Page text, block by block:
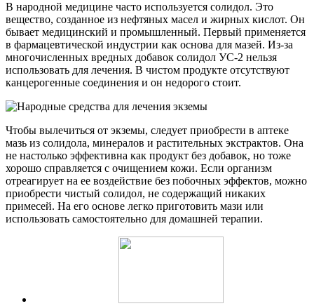
В народной медицине часто используется солидол. Это
вещество, созданное из нефтяных масел и жирных кислот. Он
бывает медицинский и промышленный. Первый применяется
в фармацевтической индустрии как основа для мазей. Из-за
многочисленных вредных добавок солидол УС-2 нельзя
использовать для лечения. В чистом продукте отсутствуют
канцерогенные соединения и он недорого стоит.
Чтобы вылечиться от экземы, следует приобрести в аптеке
мазь из солидола, минералов и растительных экстрактов. Она
не настолько эффективна как продукт без добавок, но тоже
хорошо справляется с очищением кожи. Если организм
отреагирует на ее воздействие без побочных эффектов, можно
приобрести чистый солидол, не содержащий никаких
примесей. На его основе легко приготовить мази или
использовать самостоятельно для домашней терапии.